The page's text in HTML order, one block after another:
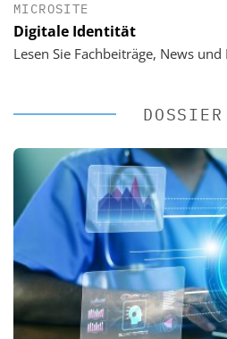
MICROSITE
Digitale Identität
Lesen Sie Fachbeiträge, News